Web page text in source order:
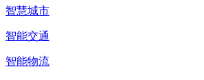
智慧城市
智能交通
智能物流